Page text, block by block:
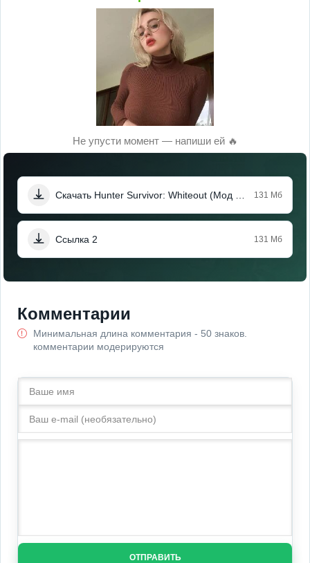
Не упусти момент — напиши ей 🔥
131 Мб
Ссылка 2 131 Мб
Комментарии
Минимальная длина комментария - 50 знаков.
комментарии модерируются
ОТПРАВИТЬ